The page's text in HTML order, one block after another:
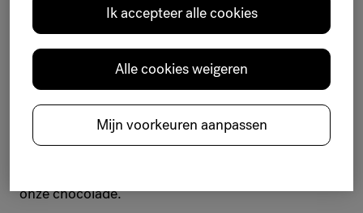
PRALINÉS
Bij Belcolade weten we dat pralinés een cruciaal
ingrediënt kunnen zijn in uw recepten. Om u de
beste selectie te bieden, hebben we PatisFrance
geselecteerd dat een gamma pralinéproducten
onze chocolade.
Ik accepteer alle cookies
Alle cookies weigeren
Mijn voorkeuren aanpassen